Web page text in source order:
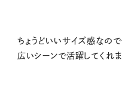
ちょうどいいサイズ感なの
広いシーンで活躍してくれま